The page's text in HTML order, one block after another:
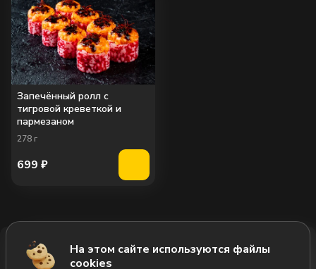
Добавить за 799₽
Запечённый ролл с
тигровой креветкой и
пармезаном
278 г
699 ₽
На этом сайте используются файлы
cookies